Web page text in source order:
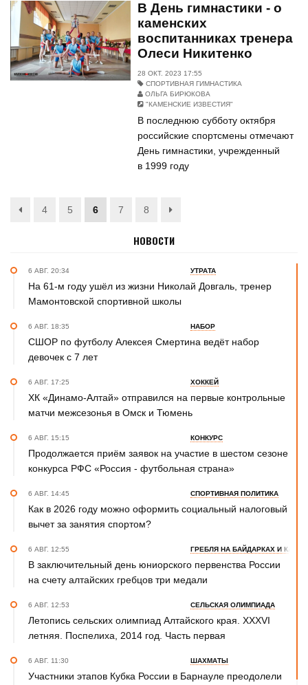
В День гимнастики - о
каменских
воспитанниках тренера
Олеси Никитенко
28 ОКТ. 2023 17:55
СПОРТИВНАЯ ГИМНАСТИКА
ОЛЬГА БИРЮКОВА
"КАМЕНСКИЕ ИЗВЕСТИЯ"
В последнюю субботу октября
российские спортсмены отмечают
День гимнастики, учрежденный
в 1999 году
4 5 6 7 8
НОВОСТИ
6 АВГ. 20:34 УТРАТА
На 61-м году ушёл из жизни Николай Довгаль, тренер
Мамонтовской спортивной школы
6 АВГ. 18:35 НАБОР
СШОР по футболу Алексея Смертина ведёт набор
девочек с 7 лет
6 АВГ. 17:25 ХОККЕЙ
ХК «Динамо-Алтай» отправился на первые контрольные
матчи межсезонья в Омск и Тюмень
6 АВГ. 15:15 КОНКУРС
Продолжается приём заявок на участие в шестом сезоне
конкурса РФС «Россия - футбольная страна»
6 АВГ. 14:45 СПОРТИВНАЯ ПОЛИТИКА
Как в 2026 году можно оформить социальный налоговый
вычет за занятия спортом?
6 АВГ. 12:55 ГРЕБЛЯ НА БАЙДАРКАХ И КАНОЭ
В заключительный день юниорского первенства России
на счету алтайских гребцов три медали
6 АВГ. 12:53 СЕЛЬСКАЯ ОЛИМПИАДА
Летопись сельских олимпиад Алтайского края. XXXVI
летняя. Поспелиха, 2014 год. Часть первая
6 АВГ. 11:30 ШАХМАТЫ
Участники этапов Кубка России в Барнауле преодолели